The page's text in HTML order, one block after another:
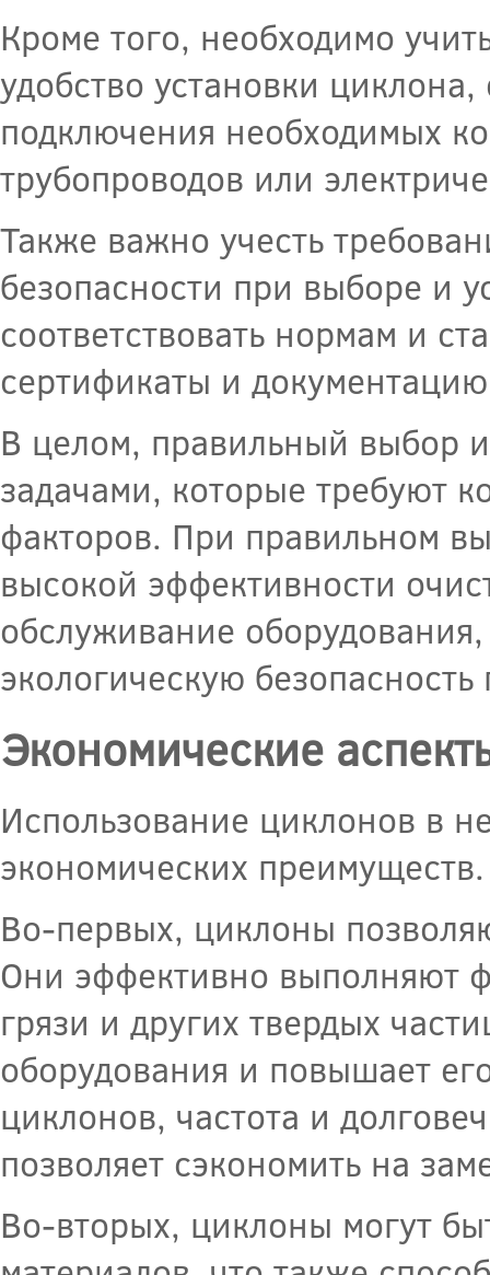
Кроме того, необходимо
удобство установки
подключения необходимых
трубопроводов или
Также важно учесть
безопасности при выборе и
соответствовать нормам и
сертификаты и
В целом, правильный выбор
задачами, которые требуют
факторов. При правильном
высокой эффективности
обслуживание
экологическую
Экономические
Использование циклонов в
экономических преимуществ.
Во-первых, циклоны
Они эффективно выполняют
грязи и других твердых
оборудования и повышает
циклонов, частота и
позволяет сэкономить на
Во-вторых, циклоны могут